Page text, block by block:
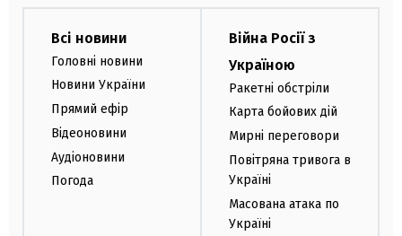
Всі новини
Головні новини
Новини України
Прямий ефір
Відеоновини
Аудіоновини
Погода
Війна Росії з
Україною
Ракетні обстріли
Карта бойових дій
Мирні переговори
Повітряна тривога в
Україні
Масована атака по
Україні